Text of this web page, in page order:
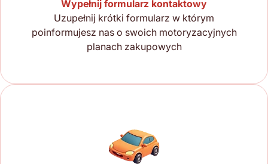
Wypełnij formularz kontaktowy
Uzupełnij krótki formularz w którym
poinformujesz nas o swoich motoryzacyjnych
planach zakupowych